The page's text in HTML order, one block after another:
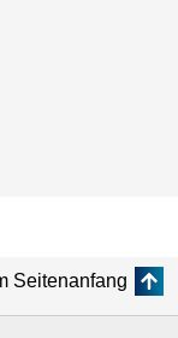
Seitenanfang